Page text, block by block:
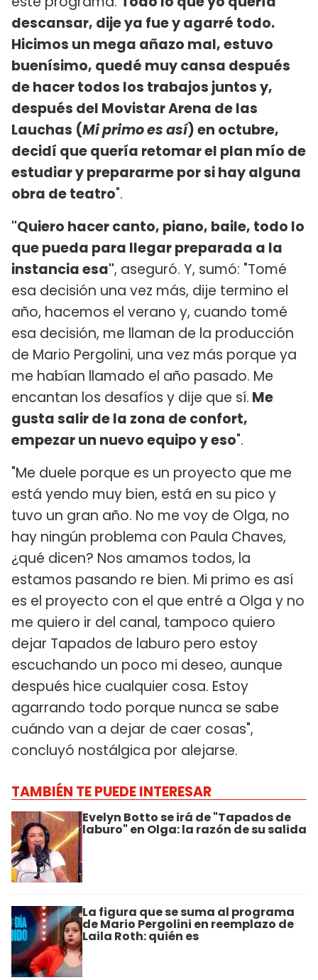
descansar, dije ya fue y agarré todo.
Hicimos un mega añazo mal, estuvo
buenísimo, quedé muy cansa después
de hacer todos los trabajos juntos y,
después del Movistar Arena de las
Lauchas (Mi primo es así) en octubre,
decidí que quería retomar el plan mío de
estudiar y prepararme por si hay alguna
obra de teatro".
"Quiero hacer canto, piano, baile, todo lo
que pueda para llegar preparada a la
instancia esa", aseguró. Y, sumó: "Tomé
esa decisión una vez más, dije termino el
año, hacemos el verano y, cuando tomé
esa decisión, me llaman de la producción
de Mario Pergolini, una vez más porque ya
me habían llamado el año pasado. Me
encantan los desafíos y dije que sí. Me
gusta salir de la zona de confort,
empezar un nuevo equipo y eso".
"Me duele porque es un proyecto que me
está yendo muy bien, está en su pico y
tuvo un gran año. No me voy de Olga, no
hay ningún problema con Paula Chaves,
¿qué dicen? Nos amamos todos, la
estamos pasando re bien. Mi primo es así
es el proyecto con el que entré a Olga y no
me quiero ir del canal, tampoco quiero
dejar Tapados de laburo pero estoy
escuchando un poco mi deseo, aunque
después hice cualquier cosa. Estoy
agarrando todo porque nunca se sabe
cuándo van a dejar de caer cosas",
concluyó nostálgica por alejarse.
TAMBIÉN TE PUEDE INTERESAR
Evelyn Botto se irá de "Tapados de
laburo" en Olga: la razón de su salida
La figura que se suma al programa
de Mario Pergolini en reemplazo de
Laila Roth: quién es